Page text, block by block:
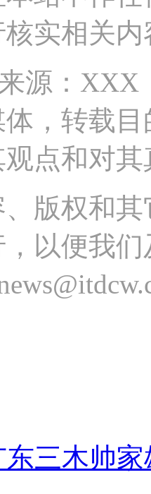
源：
体，转载
点和对
版权和
，以便我
有了